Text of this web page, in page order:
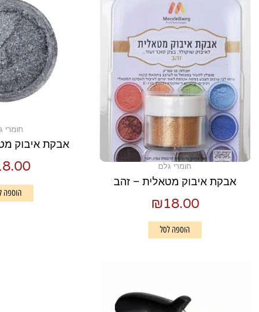
חומרי גלם
אבקת איבוק מטאלית – זהב
₪18.00
הוספה לסל
חומרי
אבקת איבוק
הוספה